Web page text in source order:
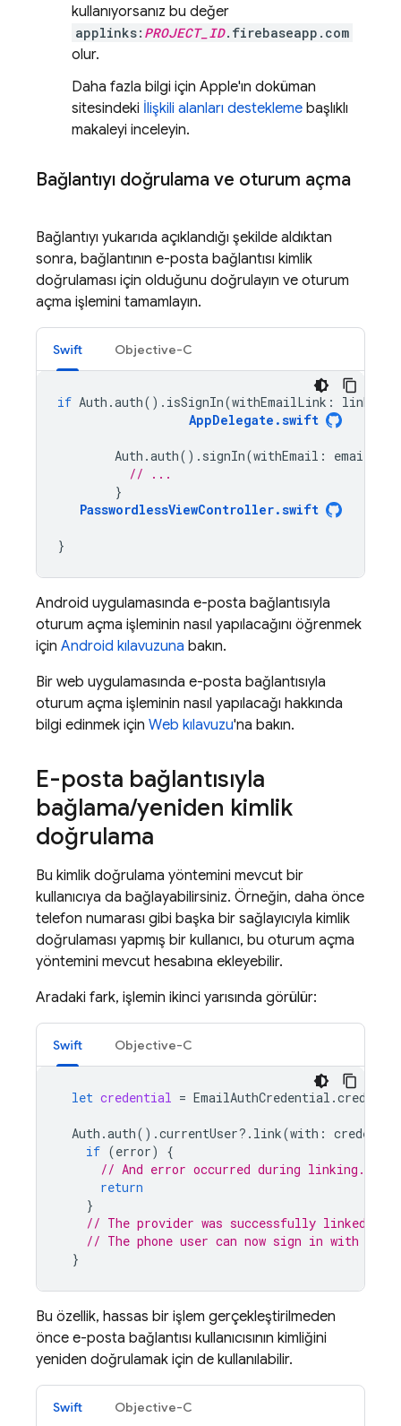
kullanıyorsanız bu değer
applinks: PROJECT_ID.firebaseapp.com
olur.
Daha fazla bilgi için Apple'ın doküman
sitesindeki İlişkili alanları destekleme başlıklı
makaleyi inceleyin.
Bağlantıyı doğrulama ve oturum açma
Bağlantıyı yukarıda açıklandığı şekilde aldıktan
sonra, bağlantının e-posta bağlantısı kimlik
doğrulaması için olduğunu doğrulayın ve oturum
açma işlemini tamamlayın.
Swift Objective-C
if Auth .auth(). isSignIn(withEmailLink : link
AppDelegate .swift
Auth .auth(). signIn(withEmail : email
// ...
}
PasswordlessViewController.swift
}
Android uygulamasında e-posta bağlantısıyla
oturum açma işleminin nasıl yapılacağını öğrenmek
için Android kılavuzuna bakın.
Bir web uygulamasında e-posta bağlantısıyla
oturum açma işleminin nasıl yapılacağı hakkında
bilgi edinmek için Web kılavuzu'na bakın.
E-posta bağlantısıyla
bağlama/yeniden kimlik
doğrulama
Bu kimlik doğrulama yöntemini mevcut bir
kullanıcıya da bağlayabilirsiniz. Örneğin, daha önce
telefon numarası gibi başka bir sağlayıcıyla kimlik
doğrulaması yapmış bir kullanıcı, bu oturum açma
yöntemini mevcut hesabına ekleyebilir.
Aradaki fark, işlemin ikinci yarısında görülür:
Swift Objective-C
let credential = EmailAuthCredential .
Auth .auth().currentUser?. link(with :
if (error)
{
// And error occurred during linking.
return
}
// The provider was successfully linked.
// The phone user can now sign in with
}
Bu özellik, hassas bir işlem gerçekleştirilmeden
önce e-posta bağlantısı kullanıcısının kimliğini
yeniden doğrulamak için de kullanılabilir.
Swift Objective-C